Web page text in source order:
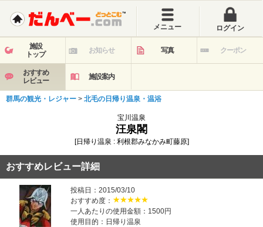
メニュー ログイン
施設
トップ
お知らせ 写真 クーポン
おすすめ
レビュー
施設案内
群馬の観光・レジャー > 北毛の日帰り温泉・温浴
宝川温泉
汪泉閣
[日帰り温泉 : 利根郡みなかみ町藤原]
おすすめレビュー詳細
投稿日：2015/03/10
おすすめ度：
一人あたりの使用金額：1500円
使用目的：日帰り温泉